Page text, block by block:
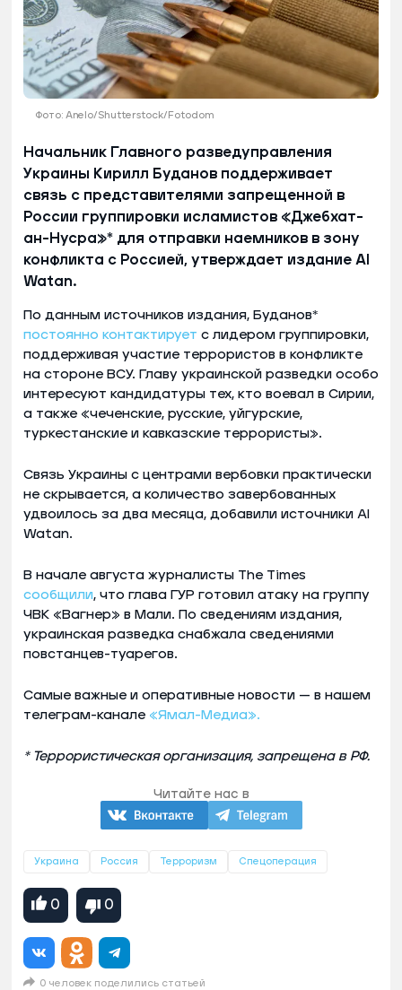
Фото: Anelo/Shutterstock/Fotodom
Начальник Главного разведуправления
Украины Кирилл Буданов поддерживает
связь с представителями запрещенной в
России группировки исламистов «Джебхат-
ан-Нусра»* для отправки наемников в зону
конфликта с Россией, утверждает издание Al
Watan.
По данным источников издания, Буданов*
постоянно контактирует с лидером группировки,
поддерживая участие террористов в конфликте
на стороне ВСУ. Главу украинской разведки особо
интересуют кандидатуры тех, кто воевал в Сирии,
а также «чеченские, русские, уйгурские,
туркестанские и кавказские террористы».
Связь Украины с центрами вербовки практически
не скрывается, а количество завербованных
удвоилось за два месяца, добавили источники Al
Watan.
В начале августа журналисты The Times
сообщили, что глава ГУР готовил атаку на группу
ЧВК «Вагнер» в Мали. По сведениям издания,
украинская разведка снабжала сведениями
повстанцев-туарегов.
Самые важные и оперативные новости — в нашем
телеграм-канале «Ямал-Медиа».
* Террористическая организация, запрещена в РФ.
Читайте нас в
Украина Россия Терроризм Спецоперация
0 0
0 человек поделились статьей